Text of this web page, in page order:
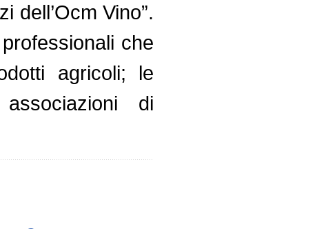
dell’Ocm Vino”.
che
agricoli; le
di